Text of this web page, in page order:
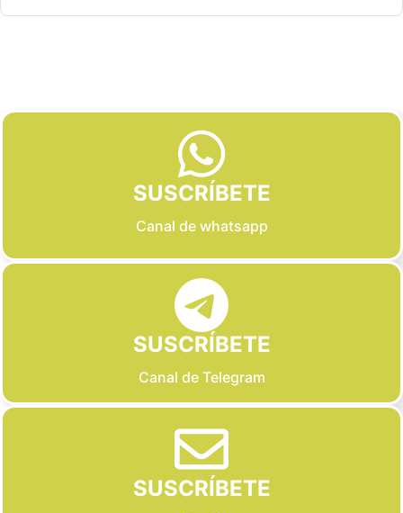
SUSCRÍBETE
Canal de whatsapp
SUSCRÍBETE
Canal de Telegram
SUSCRÍBETE